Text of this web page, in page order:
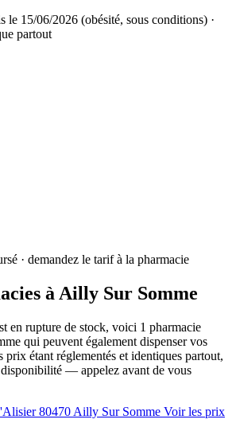
le 15/06/2026 (obésité, sous conditions) ·
partout
· demandez le tarif à la pharmacie
à Ailly Sur Somme
en rupture de stock, voici 1 pharmacie
qui peuvent également dispenser vos
étant réglementés et identiques partout,
disponibilité — appelez avant de vous
80470 Ailly Sur Somme Voir les prix